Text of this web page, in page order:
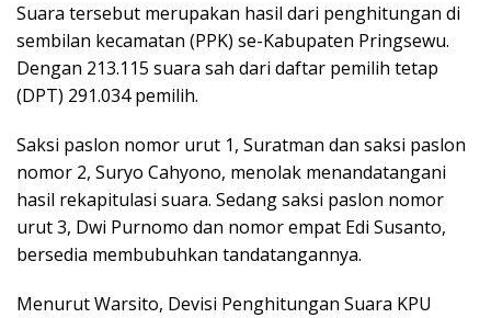
Suara tersebut merupakan hasil dari penghitungan di
sembilan kecamatan (PPK) se-Kabupaten Pringsewu.
Dengan 213.115 suara sah dari daftar pemilih tetap
(DPT) 291.034 pemilih.
Saksi paslon nomor urut 1, Suratman dan saksi paslon
nomor 2, Suryo Cahyono, menolak menandatangani
hasil rekapitulasi suara. Sedang saksi paslon nomor
urut 3, Dwi Purnomo dan nomor empat Edi Susanto,
bersedia membubuhkan tandatangannya.
Menurut Warsito, Devisi Penghitungan Suara KPU